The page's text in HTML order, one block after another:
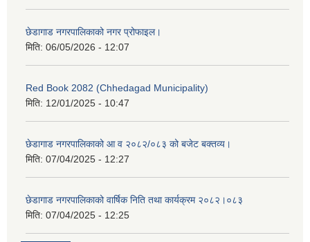
छेडागाड नगरपालिकाको नगर प्रोफाइल।
मिति: 06/05/2026 - 12:07
Red Book 2082 (Chhedagad Municipality)
मिति: 12/01/2025 - 10:47
छेडागाड नगरपालिकाको आ व २०८२/०८३ को बजेट बक्तव्य।
मिति: 07/04/2025 - 12:27
छेडागाड नगरपालिकाको वार्षिक निति तथा कार्यक्रम २०८२।०८३
मिति: 07/04/2025 - 12:25